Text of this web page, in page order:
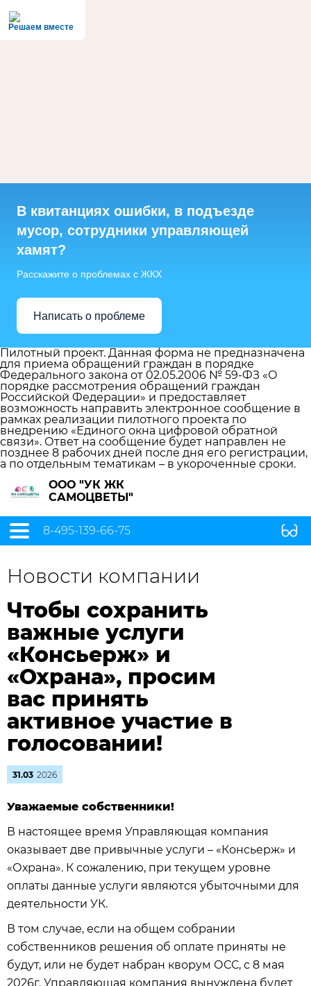
Решаем вместе
В квитанциях ошибки, в подъезде
мусор, сотрудники управляющей
хамят?
Расскажите о проблемах с ЖКХ
Написать о проблеме
Пилотный проект. Данная форма не предназначена
для приема обращений граждан в порядке
Федерального закона от 02.05.2006 № 59-ФЗ «О
порядке рассмотрения обращений граждан
Российской Федерации» и предоставляет
возможность направить электронное сообщение в
рамках реализации пилотного проекта по
внедрению «Единого окна цифровой обратной
связи». Ответ на сообщение будет направлен не
позднее 8 рабочих дней после дня его регистрации,
а по отдельным тематикам – в укороченные сроки.
ООО "УК ЖК
САМОЦВЕТЫ"
8-495-139-66-75
Новости компании
Чтобы сохранить
важные услуги
«Консьерж» и
«Охрана», просим
вас принять
активное участие в
голосовании!
31.03 2026
Уважаемые собственники!
В настоящее время Управляющая компания
оказывает две привычные услуги – «Консьерж» и
«Охрана». К сожалению, при текущем уровне
оплаты данные услуги являются убыточными для
деятельности УК.
В том случае, если на общем собрании
собственников решения об оплате приняты не
будут, или не будет набран кворум ОСС, с 8 мая
2026г. Управляющая компания вынуждена будет